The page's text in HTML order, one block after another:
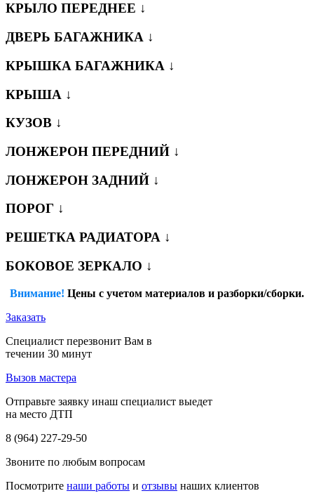
КРЫЛО ПЕРЕДНЕЕ ↓
ДВЕРЬ БАГАЖНИКА ↓
КРЫШКА БАГАЖНИКА ↓
КРЫША ↓
КУЗОВ ↓
ЛОНЖЕРОН ПЕРЕДНИЙ ↓
ЛОНЖЕРОН ЗАДНИЙ ↓
ПОРОГ ↓
РЕШЕТКА РАДИАТОРА ↓
БОКОВОЕ ЗЕРКАЛО ↓
Внимание! Цены с учетом материалов и разборки/сборки.
Заказать
Специалист перезвонит Вам в
течении 30 минут
Вызов мастера
Отправьте заявку инаш специалист выедет
на место ДТП
8 (964) 227-29-50
Звоните по любым вопросам
Посмотрите наши работы и отзывы наших клиентов